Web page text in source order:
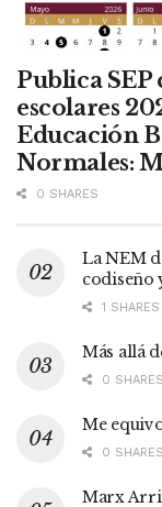
Publica
escolares
Educación
Normales:
0 SHARES
La NEM
codiseño
1 SHARES
Más allá
0 SHARES
Me
0 SHARES
Marx